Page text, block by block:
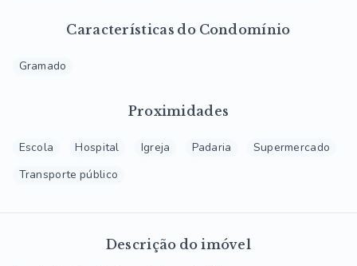
Características do Condomínio
Gramado
Proximidades
Escola Hospital Igreja Padaria
Supermercado
Transporte público
Descrição do imóvel